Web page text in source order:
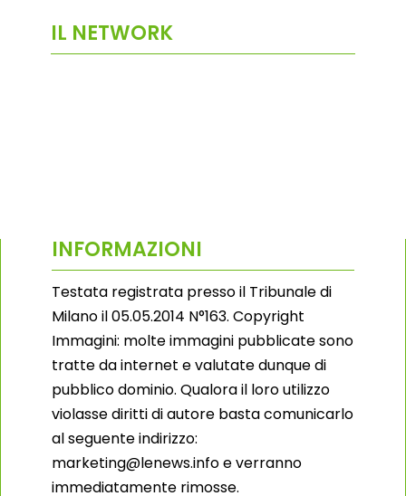
IL NETWORK
INFORMAZIONI
Testata registrata presso il Tribunale di
Milano il 05.05.2014 N°163. Copyright
Immagini: molte immagini pubblicate sono
tratte da internet e valutate dunque di
pubblico dominio. Qualora il loro utilizzo
violasse diritti di autore basta comunicarlo
al seguente indirizzo:
marketing@lenews.info e verranno
immediatamente rimosse.